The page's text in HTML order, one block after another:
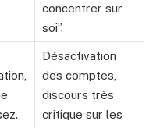
concentrer sur
soi”.
Désactivation
des comptes,
discours très
critique sur les